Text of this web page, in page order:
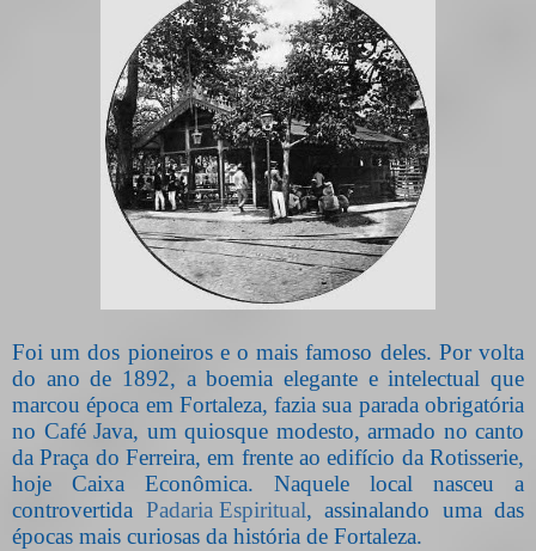
Foi um dos pioneiros e o mais famoso deles. Por volta
do ano de 1892, a boemia elegante e intelectual que
marcou época em Fortaleza, fazia sua parada obrigatória
no Café Java, um quiosque modesto, armado no canto
da Praça do Ferreira, em frente ao edifício da Rotisserie,
hoje Caixa Econômica. Naquele local nasceu a
controvertida Padaria Espiritual, assinalando uma das
épocas mais curiosas da história de Fortaleza.